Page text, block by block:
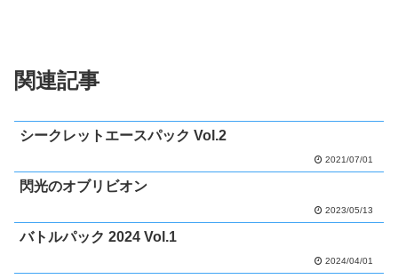
関連記事
シークレットエースパック Vol.2
2021/07/01
閃光のオブリビオン
2023/05/13
バトルパック 2024 Vol.1
2024/04/01